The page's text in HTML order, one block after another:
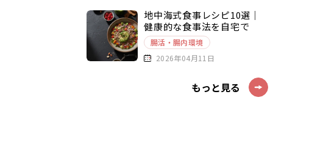
地中海式食事レシピ10選｜
健康的な食事法を自宅で
腸活・腸内環境
2026年04月11日
もっと見る